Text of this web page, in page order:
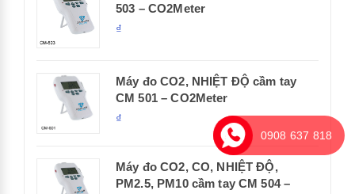
503 – CO2Meter
₫
Máy đo CO2, NHIỆT ĐỘ cầm tay
CM 501 – CO2Meter
₫
Máy đo CO2, CO, NHIỆT ĐỘ,
PM2.5, PM10 cầm tay CM 504 –
0908 637 818